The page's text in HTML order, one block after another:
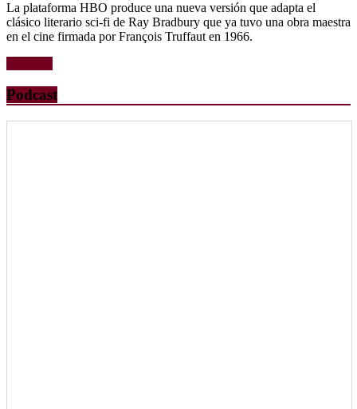
La plataforma HBO produce una nueva versión que adapta el
clásico literario sci-fi de Ray Bradbury que ya tuvo una obra maestra
en el cine firmada por François Truffaut en 1966.
Podcast